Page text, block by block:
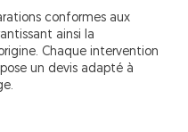
conformes aux
ainsi la
Chaque intervention
un devis adapté à